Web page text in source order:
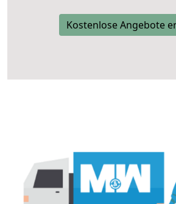
Kostenlose Angebote